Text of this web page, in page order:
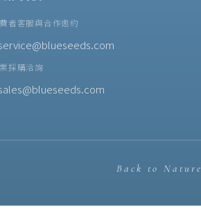
者客服與合作邀約
採購洽詢
Back to Nature